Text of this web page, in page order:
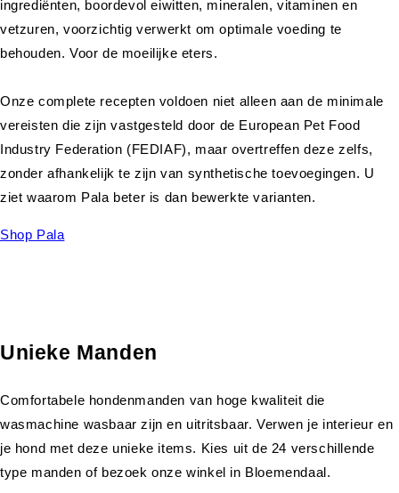
ingrediënten, boordevol eiwitten, mineralen, vitaminen en
vetzuren, voorzichtig verwerkt om optimale voeding te
behouden. Voor de moeilijke eters.
Onze complete recepten voldoen niet alleen aan de minimale
vereisten die zijn vastgesteld door de European Pet Food
Industry Federation (FEDIAF), maar overtreffen deze zelfs,
zonder afhankelijk te zijn van synthetische toevoegingen. U
ziet waarom Pala beter is dan bewerkte varianten.
Shop Pala
Unieke Manden
Comfortabele hondenmanden van hoge kwaliteit die
wasmachine wasbaar zijn en uitritsbaar. Verwen je interieur en
je hond met deze unieke items. Kies uit de 24 verschillende
type manden of bezoek onze winkel in Bloemendaal.